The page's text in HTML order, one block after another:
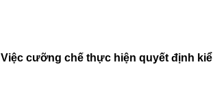
Việc cưỡng chế thực hiện quyết định